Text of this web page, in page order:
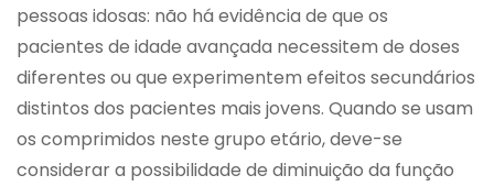
pessoas idosas: não há evidência de que os
pacientes de idade avançada necessitem de doses
diferentes ou que experimentem efeitos secundários
distintos dos pacientes mais jovens. Quando se usam
os comprimidos neste grupo etário, deve-se
considerar a possibilidade de diminuição da função